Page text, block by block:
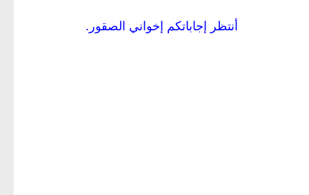
أنتظر إجاباتكم إخواني الصقور.